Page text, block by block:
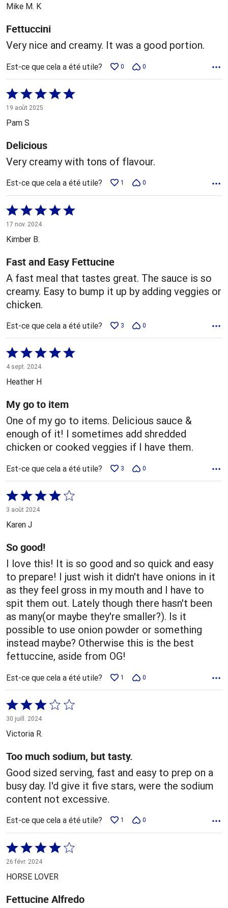
Mike M. K
Fettuccini
Very nice and creamy. It was a good portion.
Est-ce que cela a été utile? 0 0
Coté
5 sur
5
19 août 2025
Pam S
Delicious
Very creamy with tons of flavour.
Est-ce que cela a été utile? 1 0
Coté
5 sur
5
17 nov. 2024
Kimber B.
Fast and Easy Fettucine
A fast meal that tastes great. The sauce is so
creamy. Easy to bump it up by adding veggies or
chicken.
Est-ce que cela a été utile? 3 0
Coté
5 sur
5
4 sept. 2024
Heather H
My go to item
One of my go to items. Delicious sauce &
enough of it! I sometimes add shredded
chicken or cooked veggies if I have them.
Est-ce que cela a été utile? 3 0
Coté
4 sur
5
3 août 2024
Karen J
So good!
I love this! It is so good and so quick and easy
to prepare! I just wish it didn't have onions in it
as they feel gross in my mouth and I have to
spit them out. Lately though there hasn't been
as many(or maybe they're smaller?). Is it
possible to use onion powder or something
instead maybe? Otherwise this is the best
fettuccine, aside from OG!
Est-ce que cela a été utile? 1 0
Coté
3 sur
5
30 juill. 2024
Victoria R.
Too much sodium, but tasty.
Good sized serving, fast and easy to prep on a
busy day. I'd give it five stars, were the sodium
content not excessive.
Est-ce que cela a été utile? 1 0
Coté
4 sur
5
26 févr. 2024
HORSE LOVER
Fettucine Alfredo